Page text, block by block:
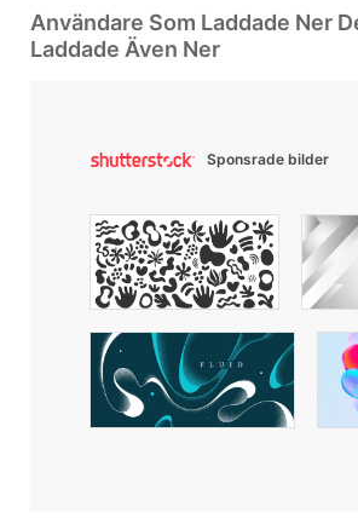
Användare Som Laddade Ner
Laddade Även Ner
Sponsrade bilder